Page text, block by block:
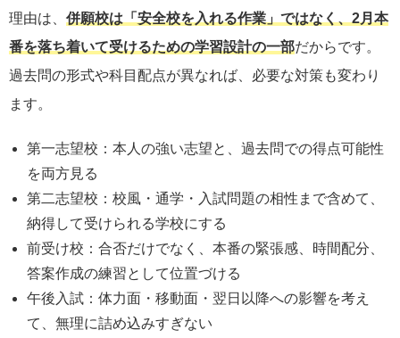
理由は、 併願校は「安全校を入れる作業」ではなく、2月本
番を落ち着いて受けるための学習設計の一部だからです。
過去問の形式や科目配点が異なれば、必要な対策も変わり
ます。
第一志望校：本人の強い志望と、過去問での得点可能性
を両方見る
第二志望校：校風・通学・入試問題の相性まで含めて、
納得して受けられる学校にする
前受け校：合否だけでなく、本番の緊張感、時間配分、
答案作成の練習として位置づける
午後入試：体力面・移動面・翌日以降への影響を考え
て、無理に詰め込みすぎない